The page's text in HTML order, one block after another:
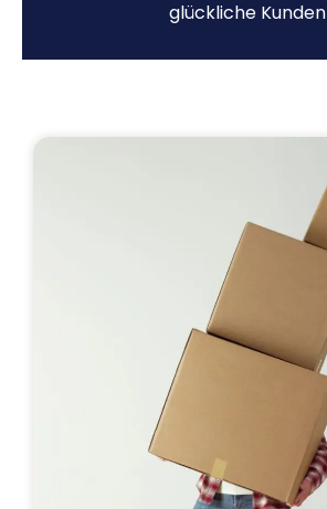
glückliche Kunden